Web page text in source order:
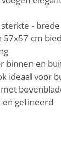
-
57x57 cm
binnen en
ideaal voor
gefineerd